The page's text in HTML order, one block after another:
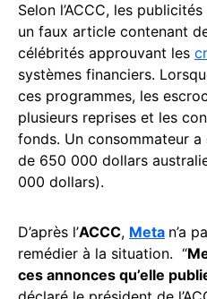
Selon l’ACCC, les publicités
un faux article contenant
célébrités approuvant les
systèmes financiers.
ces programmes, les
plusieurs reprises et les
fonds. Un consommateur
de 650 000 dollars
000 dollars).
D’après l’ACCC, Meta n’a
remédier à la situation. “
ces annonces qu’elle